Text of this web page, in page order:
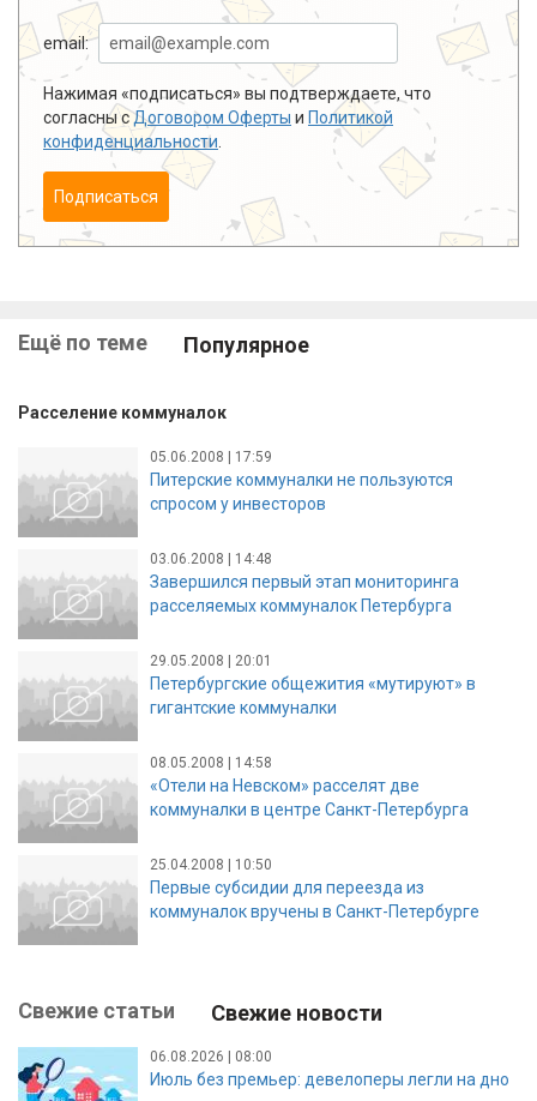
email:
Нажимая «подписаться» вы подтверждаете, что
согласны сДоговором Оферты и Политикой
конфиденциальности
Подписаться
Ещё по теме Популярное
Расселение коммуналок
05.06.2008 | 17:59
Питерские коммуналки не пользуются
спросом у инвесторов
03.06.2008 | 14:48
Завершился первый этап мониторинга
расселяемых коммуналок Петербурга
29.05.2008 | 20:01
Петербургские общежития «мутируют» в
гигантские коммуналки
08.05.2008 | 14:58
«Отели на Невском» расселят две
коммуналки в центре Санкт-Петербурга
25.04.2008 | 10:50
Первые субсидии для переезда из
коммуналок вручены в Санкт-Петербурге
Свежие статьи Свежие новости
06.08.2026 | 08:00
Июль без премьер: девелоперы легли на дно